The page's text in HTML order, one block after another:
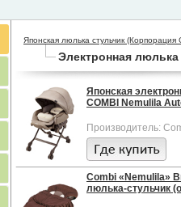
Японская люлька стульчик (Корпорация
Электронная люлька
Японская
COMBI Nemulila
Производитель:
Combi «Nemulila»
люлька-стульчик